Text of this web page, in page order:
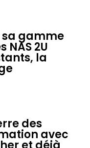
sa gamme
NAS 2U
la
des
avec